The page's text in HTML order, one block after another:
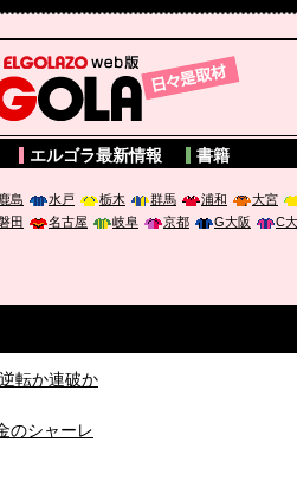
BLOGOLA
エルゴラ最新情報 書籍
鹿島 水戸 栃木 群馬 浦和
大宮
田 名古屋 岐阜 京都 G大阪
C
転か連破か
のシャーレ